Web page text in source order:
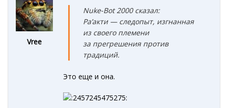
Vree
Nuke-Bot 2000 сказал:
Ра’акти — следопыт, изгнанная
из своего племени
за прегрешения против
традиций.
Это еще и она.